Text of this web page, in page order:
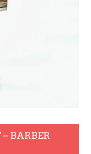
BARBER